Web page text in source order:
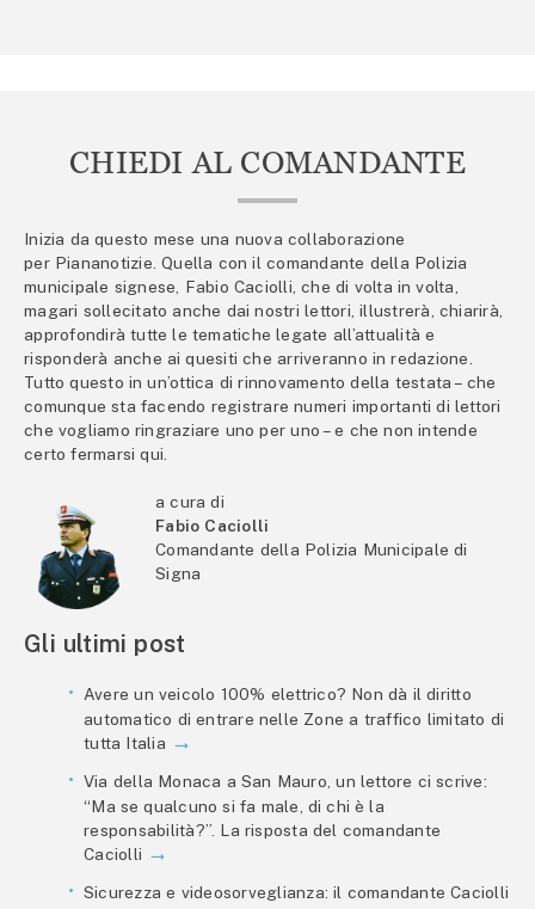
CHIEDI AL COMANDANTE
Inizia da questo mese una nuova collaborazione
per Piananotizie. Quella con il comandante della Polizia
municipale signese, Fabio Caciolli, che di volta in volta,
magari sollecitato anche dai nostri lettori, illustrerà, chiarirà,
approfondirà tutte le tematiche legate all’attualità e
risponderà anche ai quesiti che arriveranno in redazione.
Tutto questo in un’ottica di rinnovamento della testata – che
comunque sta facendo registrare numeri importanti di lettori
che vogliamo ringraziare uno per uno – e che non intende
certo fermarsi qui.
a cura di
Fabio Caciolli
Comandante della Polizia Municipale di
Signa
Gli ultimi post
Avere un veicolo 100% elettrico? Non dà il diritto
automatico di entrare nelle Zone a traffico limitato di
tutta Italia
Via della Monaca a San Mauro, un lettore ci scrive:
“Ma se qualcuno si fa male, di chi è la
responsabilità?”. La risposta del comandante
Caciolli
Sicurezza e videosorveglianza: il comandante Caciolli